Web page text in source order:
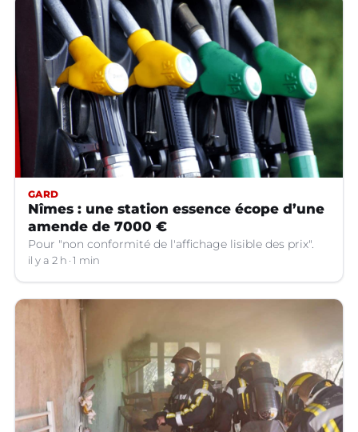
GARD
Nîmes : une station essence écope d’une
amende de 7000 €
Pour "non conformité de l'affichage lisible des prix".
il y a 2 h 1 min